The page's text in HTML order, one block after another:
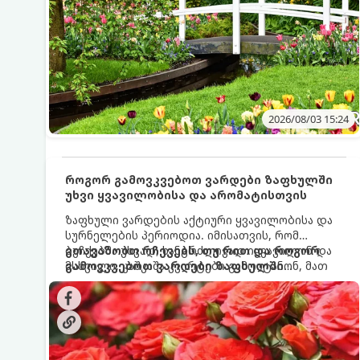
2026/08/03 15:24
როგორ გამოვკვებოთ ვარდები ზაფხულში
უხვი ყვავილობისა და არომატისთვის
ზაფხული ვარდების აქტიური ყვავილობისა და
სურნელების პერიოდია. იმისათვის, რომ
ბუჩქებმა უხვად, ხანგრძლივად იყვავილონ და
მსხვილი, კაშკაშა კვირტები გამოიტანონ, მათ
რეგულარული და სწორი გამოკვება
სჭირდებათ. ზაფხულის პერიოდში მცენარის
მოთხოვნილებები იცვლება, ამიტომ
მნიშვნელოვანია ვიცოდეთ, რომელი სასუქები
გამოიყენება ამ დროს.
გთავაზობთ რჩევებს, თუ რით და როგორ
გამოვკვებოთ ვარდები ზაფხულში
საუკეთესო შედეგის მისაღწევად: